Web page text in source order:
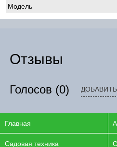
Модель
Отзывы
Голосов (0)
Главная
Садовая техника